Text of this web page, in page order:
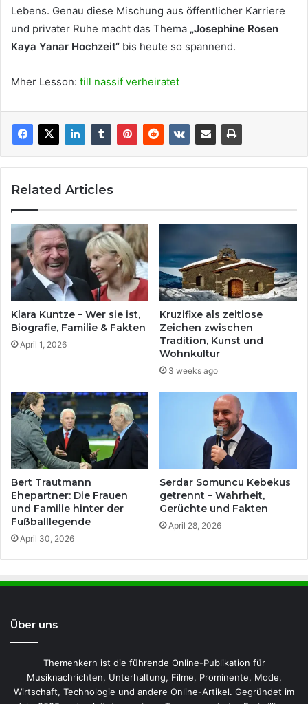
Lebens. Genau diese Mischung aus öffentlicher Karriere
und privater Ruhe macht das Thema „Josephine Rosen
Kaya Yanar Hochzeit“ bis heute so spannend.
Mher Lesson: till nassif verheiratet
Related Articles
Klara Kuntze – Wer sie ist,
Biografie, Familie & Fakten
April 1, 2026
Kruzifixe als zeitlose
Zeichen zwischen
Tradition, Kunst und
Wohnkultur
3 weeks ago
Bert Trautmann
Ehepartner: Die Frauen
und Familie hinter der
Fußballlegende
April 30, 2026
Serdar Somuncu Kebekus
getrennt – Wahrheit,
Gerüchte und Fakten
April 28, 2026
Über uns
Themenkern ist die führende Online-Publikation für
Musiknachrichten, Unterhaltung, Filme, Prominente, Mode,
Wirtschaft, Technologie und andere Online-Artikel. Gegründet im